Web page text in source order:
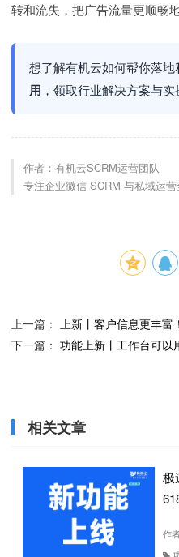
转和流失，把广告流量更顺畅
想了解有机云如何帮你落地
用 ，领取行业解决方案与实
作者：有机云SCRM运营团队
专注企业微信 SCRM 与私域运
上一篇：
上新丨客户信息更丰
下一篇： 功能上新丨工作台可以
相关文章
极
作